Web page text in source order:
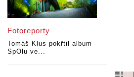
Fotoreporty
Tomáš Klus pokřtil album
SpOlu ve...